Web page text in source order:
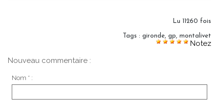
Lu 11260 fois
Tags : gironde, gp, montalivet
Notez
Nouveau commentaire :
Nom * :